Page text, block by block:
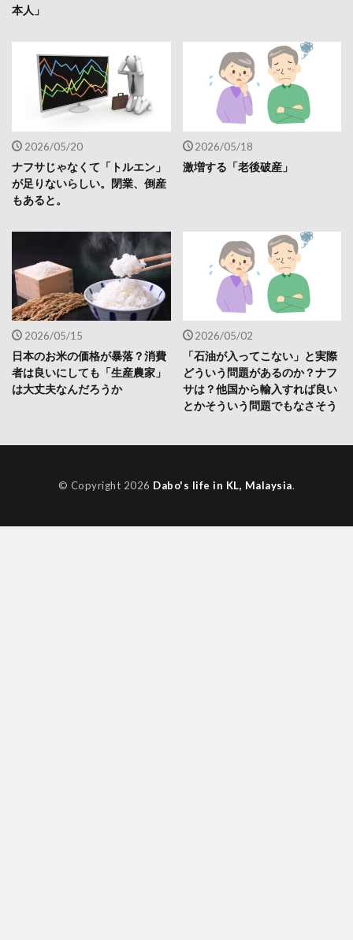
本人」
2026/05/20
ナフサじゃなくて「トルエン」
が足りないらしい。閉業、倒産
もあると。
2026/05/18
激増する「老後破産」
2026/05/15
日本のお米の価格が暴落？消費
者は良いにしても「生産農家」
は大丈夫なんだろうか
2026/05/02
「石油が入ってこない」と実際
どういう問題があるのか？ナフ
サは？他国から輸入すれば良い
とかそういう問題でもなさそう
© Copyright 2026 Dabo's life in KL, Malaysia.